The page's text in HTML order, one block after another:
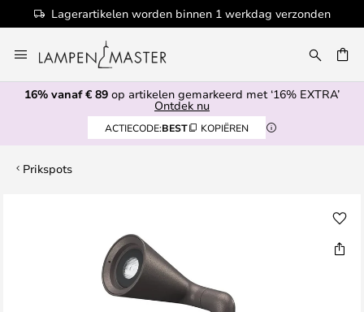
Lagerartikelen worden binnen 1 werkdag verzonden
naar
de
inhoud
16% vanaf € 89 op artikelen gemarkeerd met ‘16% EXTRA’
Ontdek nu
ACTIECODE:BEST KOPIËREN
Prikspots